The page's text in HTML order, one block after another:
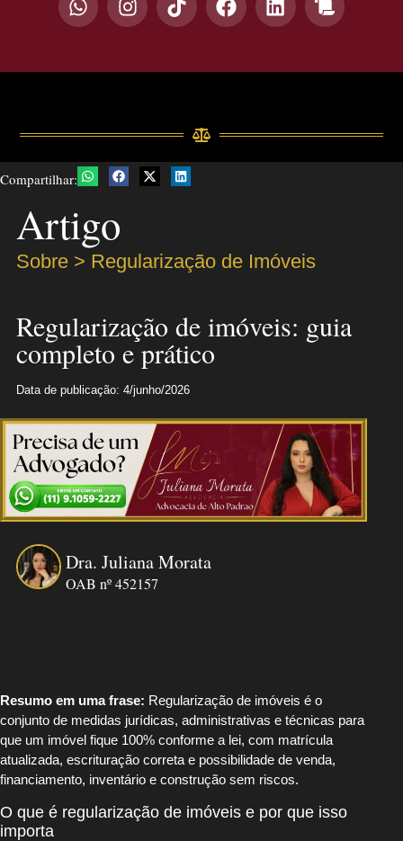
Compartilhar:
Artigo
Sobre > Regularização de Imóveis
Regularização de imóveis: guia
completo e prático
Data de publicação: 4/junho/2026
Dra. Juliana Morata
OAB nº 452157
Resumo em uma frase: Regularização de imóveis é o
conjunto de medidas jurídicas, administrativas e técnicas para
que um imóvel fique 100% conforme a lei, com matrícula
atualizada, escrituração correta e possibilidade de venda,
financiamento, inventário e construção sem riscos.
O que é regularização de imóveis e por que isso
importa